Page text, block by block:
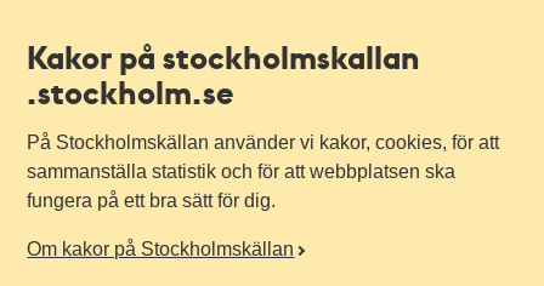
Kakor på stockholmskallan
.stockholm.se
På Stockholmskällan använder vi kakor, cookies, för att
sammanställa statistik och för att webbplatsen ska
fungera på ett bra sätt för dig.
Om kakor på Stockholmskällan